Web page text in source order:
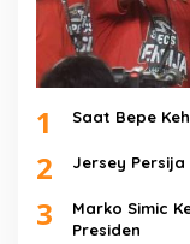
1 Saat Bepe
2 Jersey Persija
3
Marko Simic
Presiden